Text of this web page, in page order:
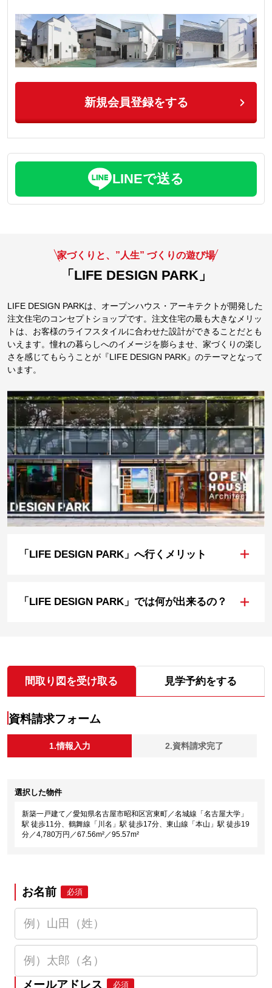
新規会員登録をする
LINEで送る
家づくりと、”人生” づくりの遊び場
「LIFE DESIGN PARK」
LIFE DESIGN PARKは、オープンハウス・アーキテクトが開発した
注文住宅のコンセプトショップです。注文住宅の最も大きなメリッ
トは、お客様のライフスタイルに合わせた設計ができることだとも
いえます。憧れの暮らしへのイメージを膨らませ、家づくりの楽し
さを感じてもらうことが『LIFE DESIGN PARK』のテーマとなって
います。
「LIFE DESIGN PARK」へ行くメリット +
「LIFE DESIGN PARK」では何が出来るの？ +
間取り図を受け取る 見学予約をする
資料請求フォーム
1.情報入力 2.資料請求完了
選択した物件
新築一戸建て／愛知県名古屋市昭和区宮東町／名城線「名古屋大学」
駅 徒歩11分、鶴舞線「川名」駅 徒歩17分、東山線「本山」駅 徒歩19
分／4,780万円／67.56m²／95.57m²
お名前 必須
メールアドレス 必須